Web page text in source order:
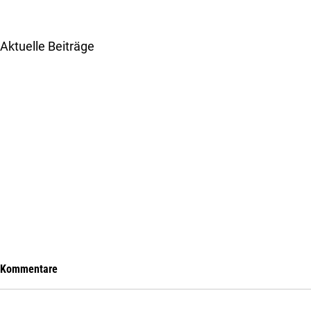
Aktuelle Beiträge
Kommentare